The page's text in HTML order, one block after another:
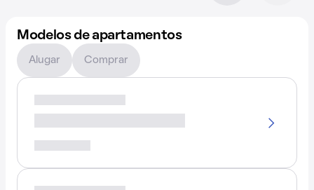
Modelos de apartamentos
Alugar Comprar